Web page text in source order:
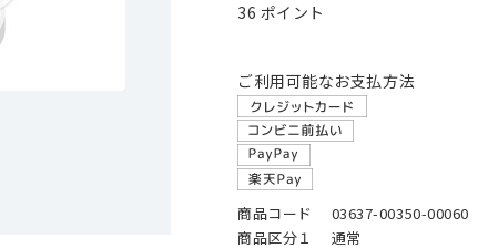
36 ポイント
ご利用可能なお支払方法
商品コード
03637-00350-00060
商品区分１
通常